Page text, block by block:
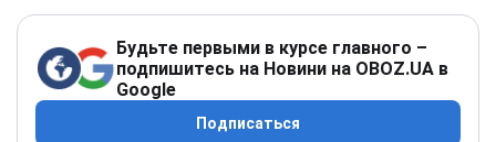
Будьте первыми в курсе главного –
подпишитесь на Новини на OBOZ.UA в
Google
Подписаться